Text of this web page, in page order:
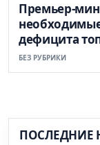
Премьер-
дефицита
БЕЗ РУБРИКИ
ПОСЛЕДНИЕ